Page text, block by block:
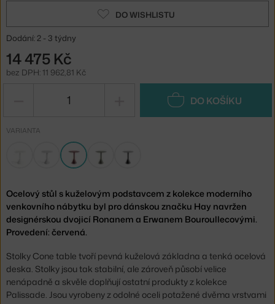
DO WISHLISTU
Dodání: 2 - 3 týdny
14 475 Kč
bez DPH: 11 962,81 Kč
DO KOŠÍKU
VARIANTA
Ocelový stůl s kuželovým podstavcem z kolekce moderního
venkovního nábytku byl pro dánskou značku Hay navržen
designérskou dvojicí Ronanem a Erwanem Bouroullecovými.
Provedení: červená.
Stolky Cone table tvoří pevná kuželová základna a tenká ocelová
deska. Stolky jsou tak stabilní, ale zároveň působí velice
nenápadně a skvěle doplňují ostatní produkty z kolekce
Palissade. Jsou vyrobeny z odolné oceli potažené dvěma vrstvami